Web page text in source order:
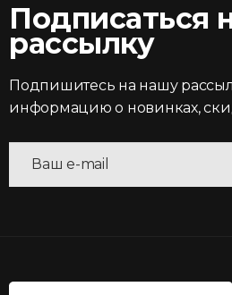
Подписаться
рассылку
Подпишитесь на нашу
информацию о новинках,